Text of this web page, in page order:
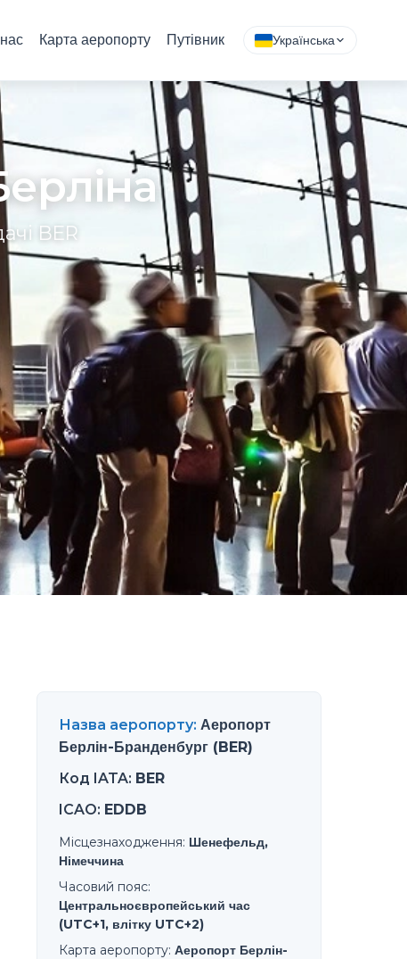
Карта аеропорту Путівник Українська
BER
Назва аеропорту: Аеропорт
Берлін-Бранденбург (BER)
Код IATA: BER
ICAO: EDDB
Місцезнаходження: Шенефельд,
Німеччина
Часовий пояс:
Центральноєвропейський час
(UTC+1, влітку UTC+2)
Карта аеропорту: Аеропорт Берлін-